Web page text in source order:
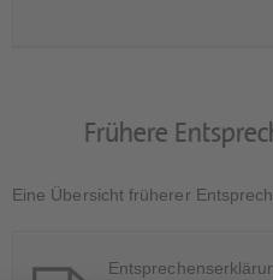
Frühere
Eine Übersicht früherer